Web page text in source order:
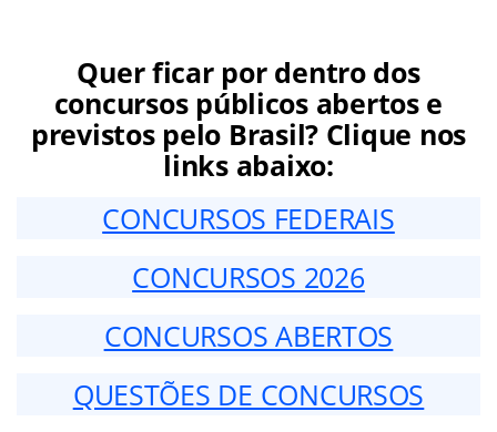
Quer ficar por dentro dos
concursos públicos abertos e
previstos pelo Brasil? Clique nos
links abaixo:
CONCURSOS FEDERAIS
CONCURSOS 2026
CONCURSOS ABERTOS
QUESTÕES DE CONCURSOS